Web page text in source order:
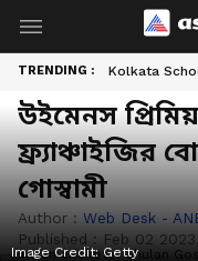
TRENDING : Kolkata
উইমেনস
ফ্র্যাঞ্চাইজির
গোস্বামী
Author : Web Desk -
Published : Feb 02
Image Credit:Getty